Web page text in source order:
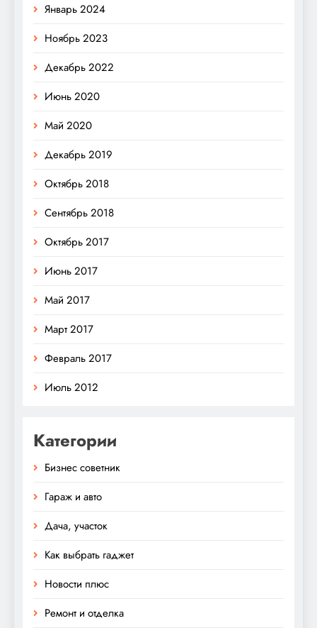
Январь 2024
Ноябрь 2023
Декабрь 2022
Июнь 2020
Май 2020
Декабрь 2019
Октябрь 2018
Сентябрь 2018
Октябрь 2017
Июнь 2017
Май 2017
Март 2017
Февраль 2017
Июль 2012
Категории
Бизнес советник
Гараж и авто
Дача, участок
Как выбрать гаджет
Новости плюс
Ремонт и отделка